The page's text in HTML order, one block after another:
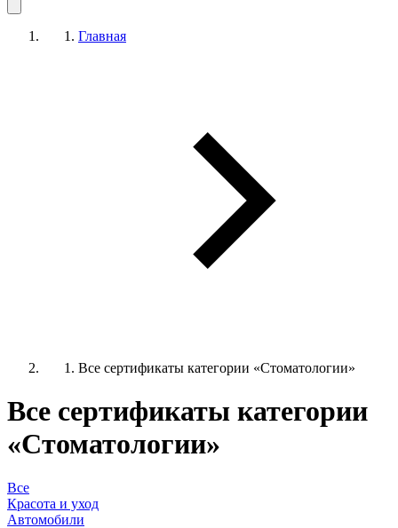
Главная
Все сертификаты категории «Стоматологии»
Все сертификаты категории
«Стоматологии»
Все
Красота и уход
Автомобили